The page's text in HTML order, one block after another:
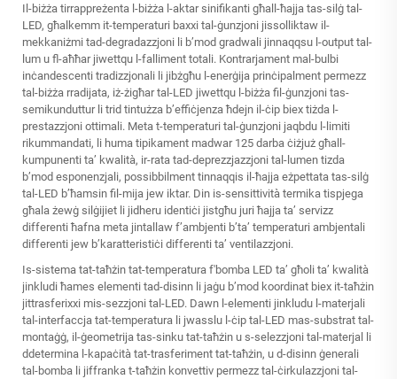
Il-biżża tirrappreżenta l-biżża l-aktar sinifikanti għall-ħajja tas-silġ tal-
LED, għalkemm it-temperaturi baxxi tal-ġunzjoni jissolliktaw il-
mekkaniżmi tad-degradazzjoni li b’mod gradwali jinnaqqsu l-output tal-
lum u fl-aħħar jiwettqu l-falliment totali. Kontrarjament mal-bulbi
inċandescenti tradizzjonali li jibżgħu l-enerġija prinċipalment permezz
tal-biżża rradijata, iż-żigħar tal-LED jiwettqu l-biżża fil-ġunzjoni tas-
semikunduttur li trid tintużza b’effiċjenza ħdejn il-ċip biex tiżda l-
prestazzjoni ottimali. Meta t-temperaturi tal-ġunzjoni jaqbdu l-limiti
rikummandati, li huma tipikament madwar 125 darba ċiżjuż għall-
kumpunenti ta’ kwalità, ir-rata tad-deprezzjazzjoni tal-lumen tizda
b’mod esponenzjali, possibbilment tinnaqqis il-ħajja eżpettata tas-silġ
tal-LED b’ħamsin fil-mija jew iktar. Din is-sensittività termika tispjega
għala żewġ silġijiet li jidheru identiċi jistgħu juri ħajja ta’ servizz
differenti ħafna meta jintallaw f’ambjenti b’ta’ temperaturi ambjentali
differenti jew b’karatteristiċi differenti ta’ ventilazzjoni.
Is-sistema tat-taħżin tat-temperatura f'bomba LED ta’ għoli ta’ kwalità
jinkludi ħames elementi tad-disinn li jaġu b’mod koordinat biex it-taħżin
jittrasferixxi mis-sezzjoni tal-LED. Dawn l-elementi jinkludu l-materjali
tal-interfaccja tat-temperatura li jwasslu l-ċip tal-LED mas-substrat tal-
montaġġ, il-ġeometrija tas-sinku tat-taħżin u s-selezzjoni tal-materjal li
ddetermina l-kapaċità tat-trasferiment tat-taħżin, u d-disinn ġenerali
tal-bomba li jiffranka t-taħżin konvettiv permezz tal-ċirkulazzjoni tal-